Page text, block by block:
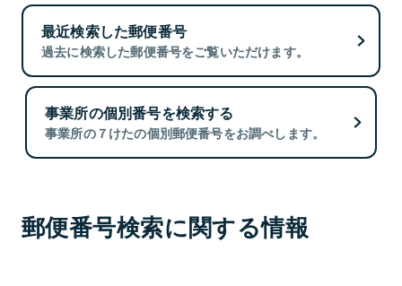
最近検索した郵便番号
過去に検索した郵便番号をご覧いただけます。
事業所の個別番号を検索する
事業所の７けたの個別郵便番号をお調べします。
郵便番号検索に関する情報